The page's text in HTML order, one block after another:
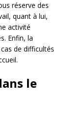
réserve des
quant à lui,
activité
Enfin, la
de difficultés
le